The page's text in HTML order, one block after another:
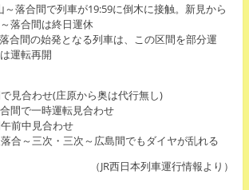
落合間で列車が19:59に倒木に接触。新見から
落合間は終日運休
間の始発となる列車は、この区間を部分運
運転再開
見合わせ(庄原から奥は代行無し)
間で一時運転見合わせ
前中見合わせ
合～三次・三次～広島間でもダイヤが乱れる
（JR西日本列車運行情報より）